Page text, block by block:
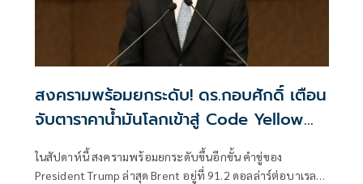
สงครามพร้อมยกระดับ! ดร.กอบศักดิ์ เตือน
จับตาราคาน้ำมันโลกเข้าสู่ Code Yellow
ในสัปดาห์นี้ สงครามพร้อมยกระดับขึ้นอีกขั้น คำขู่ของ
President Trump ล่าสุด Brent อยู่ที่ 91.2 ดอลล่าร์ต่อบาเรล